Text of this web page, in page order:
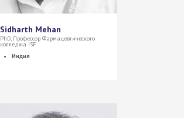
Sidharth Mehan
PhD, Профессор Фармацевтического
колледжа ISF
Индия